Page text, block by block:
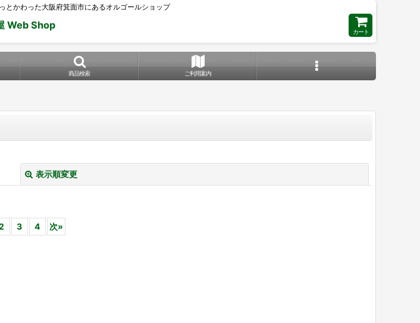
とかわった大阪府箕面市にあるオルゴールショップ
Web Shop
カート
商品検索 ご利用案内
表示順変更
3 4 次»